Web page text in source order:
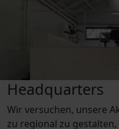
Headquarters
Wir versuchen, unsere
zu regional zu